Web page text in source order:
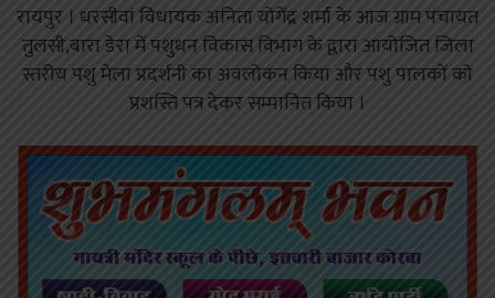
रायपुर । धरसीवां विधायक अनिता योगेंद्र शर्मा के आज ग्राम पंचायत
तुलसी,बारा डेरा में पशुधन विकास विभाग के द्वारा आयोजित जिला
स्तरीय पशु मेला प्रदर्शनी का अवलोकन किया और पशु पालकों को
प्रशस्ति पत्र देकर सम्मानित किया ।